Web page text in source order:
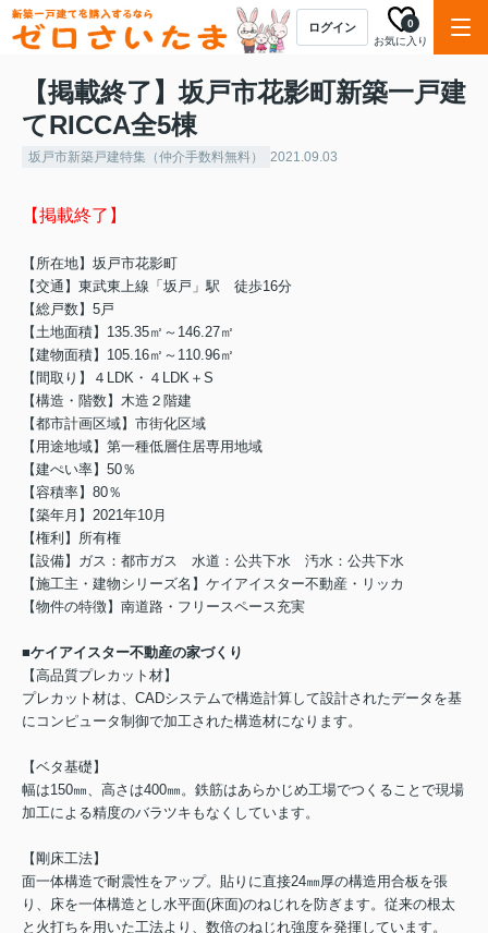
ログイン
お気に入り
0
【掲載終了】坂戸市花影町新築一戸建
てRICCA全5棟
坂戸市新築戸建特集（仲介手数料無料） 2021.09.03
【掲載終了】
【所在地】坂戸市花影町
【交通】東武東上線「坂戸」駅 徒歩16分
【総戸数】5戸
【土地面積】135.35㎡～146.27㎡
【建物面積】105.16㎡～110.96㎡
【間取り】４LDK・４LDK＋S
【構造・階数】木造２階建
【都市計画区域】市街化区域
【用途地域】第一種低層住居専用地域
【建ぺい率】50％
【容積率】80％
【築年月】2021年10月
【権利】所有権
【設備】ガス：都市ガス 水道：公共下水 汚水：公共下水
【施工主・建物シリーズ名】ケイアイスター不動産・リッカ
【物件の特徴】南道路・フリースペース充実
■ケイアイスター不動産の家づくり
【高品質プレカット材】
プレカット材は、CADシステムで構造計算して設計されたデータを基
にコンピュータ制御で加工された構造材になります。
【ベタ基礎】
幅は150㎜、高さは400㎜。鉄筋はあらかじめ工場でつくることで現場
加工による精度のバラツキもなくしています。
【剛床工法】
面一体構造で耐震性をアップ。貼りに直接24㎜厚の構造用合板を張
り、床を一体構造とし水平面(床面)のねじれを防ぎます。従来の根太
と火打ちを用いた工法より、数倍のねじれ強度を発揮しています。